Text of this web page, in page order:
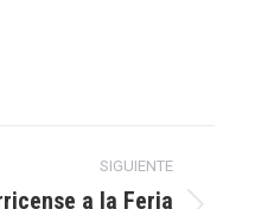
SIGUIENTE
a la Feria